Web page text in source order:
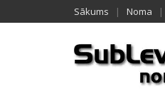
Sākums | Noma |